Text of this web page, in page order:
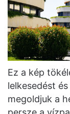
Ez a kép
lelkesedést
megoldjuk a